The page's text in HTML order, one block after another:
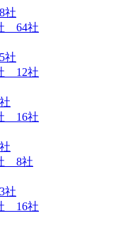
社
64社
社
12社
16社
8社
社
16社